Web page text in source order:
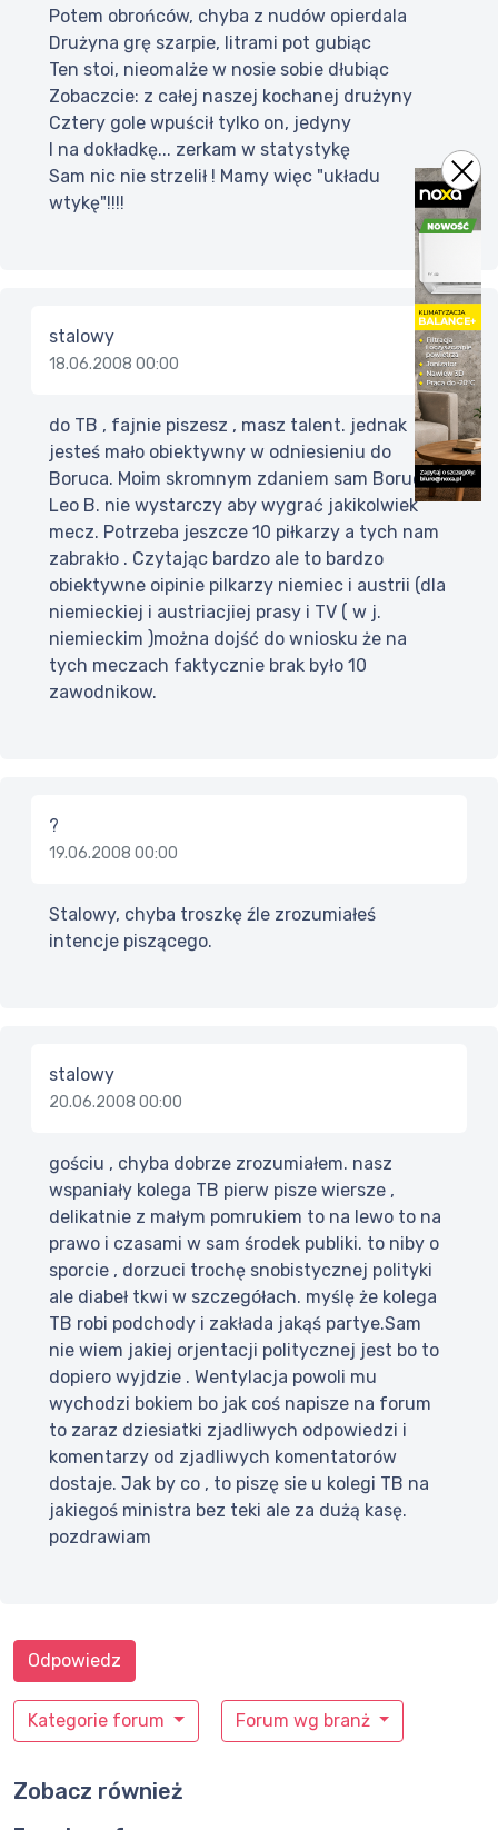
Potem obrońców, chyba z nudów opierdala
Drużyna grę szarpie, litrami pot gubiąc
Ten stoi, nieomalże w nosie sobie dłubiąc
Zobaczcie: z całej naszej kochanej drużyny
Cztery gole wpuścił tylko on, jedyny
I na dokładkę... zerkam w statystykę
Sam nic nie strzelił ! Mamy więc "układu
wtykę"!!!!
stalowy
18.06.2008 00:00
do TB , fajnie piszesz , masz talent. jednak
jesteś mało obiektywny w odniesieniu do
Boruca. Moim skromnym zdaniem sam Boruc i
Leo B. nie wystarczy aby wygrać jakikolwiek
mecz. Potrzeba jeszcze 10 piłkarzy a tych nam
zabrakło . Czytając bardzo ale to bardzo
obiektywne oipinie pilkarzy niemiec i austrii (dla
niemieckiej i austriacjiej prasy i TV ( w j.
niemieckim )można dojść do wniosku że na
tych meczach faktycznie brak było 10
zawodnikow.
?
19.06.2008 00:00
Stalowy, chyba troszkę źle zrozumiałeś
intencje piszącego.
stalowy
20.06.2008 00:00
gościu , chyba dobrze zrozumiałem. nasz
wspaniały kolega TB pierw pisze wiersze ,
delikatnie z małym pomrukiem to na lewo to na
prawo i czasami w sam środek publiki. to niby o
sporcie , dorzuci trochę snobistycznej polityki
ale diabeł tkwi w szczegółach. myślę że kolega
TB robi podchody i zakłada jakąś partye.Sam
nie wiem jakiej orjentacji politycznej jest bo to
dopiero wyjdzie . Wentylacja powoli mu
wychodzi bokiem bo jak coś napisze na forum
to zaraz dziesiatki zjadliwych odpowiedzi i
komentarzy od zjadliwych komentatorów
dostaje. Jak by co , to piszę sie u kolegi TB na
jakiegoś ministra bez teki ale za dużą kasę.
pozdrawiam
Kategorie forum Forum wg branż
Odpowiedz
Zobacz również